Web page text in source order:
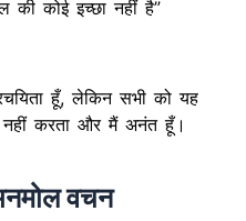
की कोई इच्छा नहीं है”
हूँ, लेकिन सभी को यह
नहीं करता और मैं अनंत हूँ।
वचन